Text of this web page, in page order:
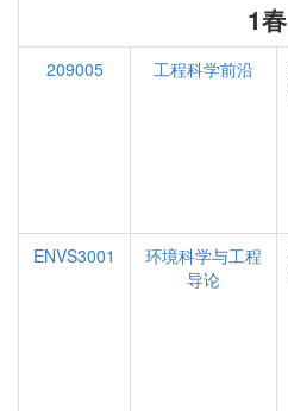
1春
209005 工程科学前沿
ENVS3001
环境科学与工程
导论